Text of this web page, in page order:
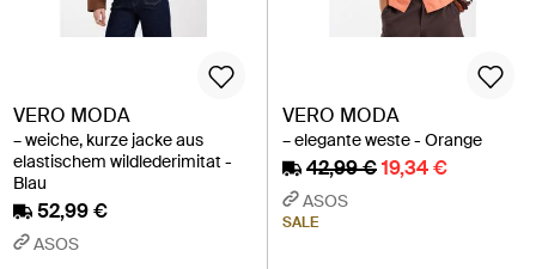
VERO MODA
– weiche, kurze jacke aus
elastischem wildlederimitat -
Blau
52,99 €
ASOS
VERO MODA
– elegante weste - Orange
42,99 €19,34 €
ASOS
SALE